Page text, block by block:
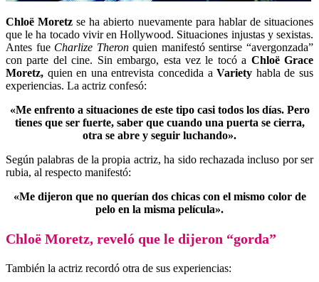
Chloë Moretz se ha abierto nuevamente para hablar de situaciones
que le ha tocado vivir en Hollywood. Situaciones injustas y sexistas.
Antes fue Charlize Theronquien manifestó sentirse “avergonzada”
con parte del cine. Sin embargo, esta vez le tocó a Chloë Grace
Moretz, quien en una entrevista concedida a Variety habla de sus
experiencias. La actriz confesó:
«Me enfrento a situaciones de este tipo casi todos los días. Pero
tienes que ser fuerte, saber que cuando una puerta se cierra,
otra se abre y seguir luchando».
Según palabras de la propia actriz, ha sido rechazada incluso por ser
rubia, al respecto manifestó:
«Me dijeron que no querían dos chicas con el mismo color de
pelo en la misma película».
Chloë Moretz, reveló que le dijeron “gorda”
También la actriz recordó otra de sus experiencias: